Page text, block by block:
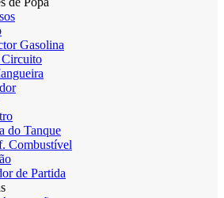
Gasolina
do Tanque
Combustível
de Partida